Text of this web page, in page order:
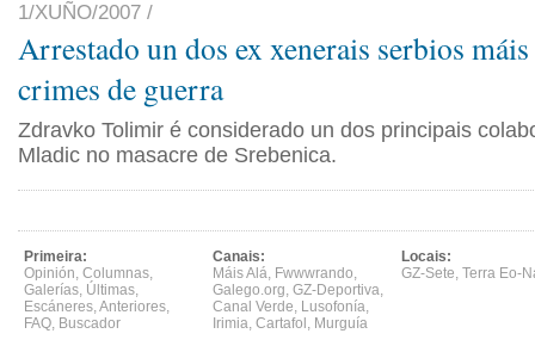
1/XUÑO/2007 /
Arrestado un dos ex xenerais serbios
crimes de guerra
Zdravko Tolimir é considerado un dos principais
Mladic no masacre de Srebenica.
Primeira:
Opinión, Columnas,
Galerías, Últimas,
Escáneres,Anteriores,
FAQ, Buscador
Canais:
Máis Alá, Fwwwrando,
Galego.org, GZ-Deportiva,
Canal Verde, Lusofonía,
Irimia, Cartafol , Murguía
Locais:
GZ-Sete, Terra Eo-